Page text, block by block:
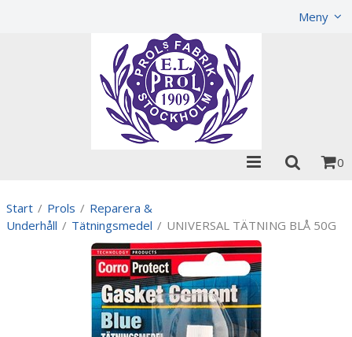
Meny
0
Start / Prols / Reparera &
Underhåll / Tätningsmedel / UNIVERSAL TÄTNING BLÅ 50G